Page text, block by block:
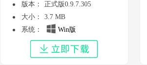
版本：
正式版0.9.7.305
大小：
3.7 MB
系统：
Win版